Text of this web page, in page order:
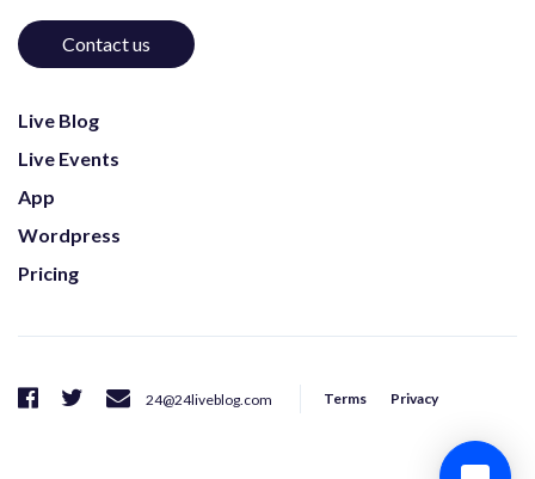
Contact us
Live Blog
Live Events
App
Wordpress
Pricing
24@24liveblog.com Terms Privacy